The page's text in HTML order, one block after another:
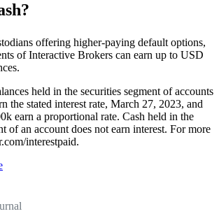
offering higher-paying default options,
of Interactive Brokers can earn up to USD
held in the securities segment of accounts
the stated interest rate, March 27, 2023, and
earn a proportional rate. Cash held in the
of an account does not earn interest. For more
interestpaid.